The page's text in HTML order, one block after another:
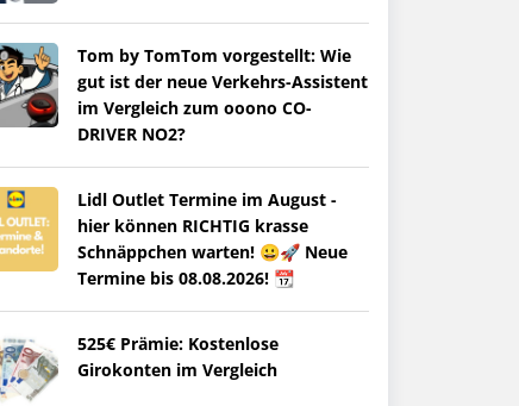
Tom by TomTom vorgestellt: Wie
gut ist der neue Verkehrs-Assistent
im Vergleich zum ooono CO-
DRIVER NO2?
Lidl Outlet Termine im August -
hier können RICHTIG krasse
Schnäppchen warten! 😀🚀 Neue
Termine bis 08.08.2026! 📆
525€ Prämie: Kostenlose
Girokonten im Vergleich